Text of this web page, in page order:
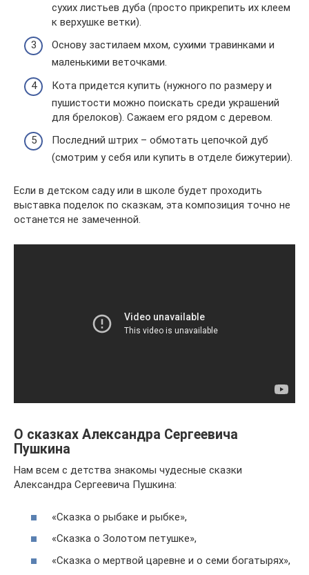
сухих листьев дуба (просто прикрепить их клеем
к верхушке ветки).
Основу застилаем мхом, сухими травинками и
маленькими веточками.
Кота придется купить (нужного по размеру и
пушистости можно поискать среди украшений
для брелоков). Сажаем его рядом с деревом.
Последний штрих – обмотать цепочкой дуб
(смотрим у себя или купить в отделе бижутерии).
Если в детском саду или в школе будет проходить
выставка поделок по сказкам, эта композиция точно не
останется не замеченной.
О сказках Александра Сергеевича
Пушкина
Нам всем с детства знакомы чудесные сказки
Александра Сергеевича Пушкина:
«Сказка о рыбаке и рыбке»,
«Сказка о Золотом петушке»,
«Сказка о мертвой царевне и о семи богатырях»,